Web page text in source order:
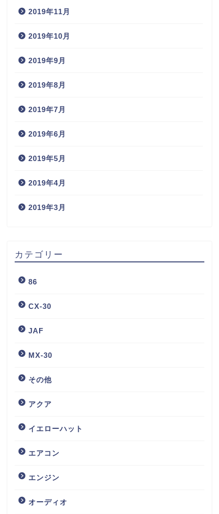
2019年11月
2019年10月
2019年9月
2019年8月
2019年7月
2019年6月
2019年5月
2019年4月
2019年3月
カテゴリー
86
CX-30
JAF
MX-30
その他
アクア
イエローハット
エアコン
エンジン
オーディオ